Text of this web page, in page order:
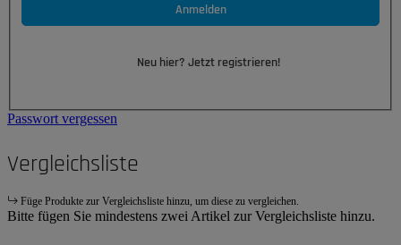
Anmelden
Neu hier? Jetzt registrieren!
Passwort vergessen
Vergleichsliste
Füge Produkte zur Vergleichsliste hinzu, um diese zu vergleichen.
Bitte fügen Sie mindestens zwei Artikel zur Vergleichsliste hinzu.